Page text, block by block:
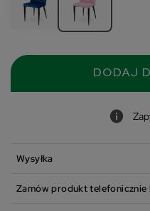
DODAJ
Wysyłka
Zamów produkt telefonicznie